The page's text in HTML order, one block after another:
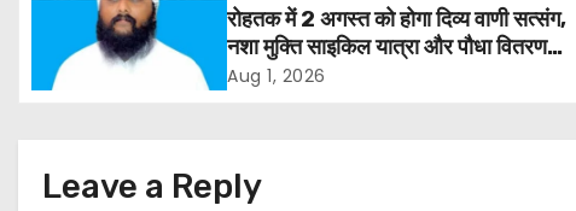
a
रोहतक में 2 अगस्त को होगा दिव्य वाणी सत्संग,
नशा मुक्ति साइकिल यात्रा और पौधा वितरण
कार्यक्रम
Aug 1, 2026
Leave a Reply